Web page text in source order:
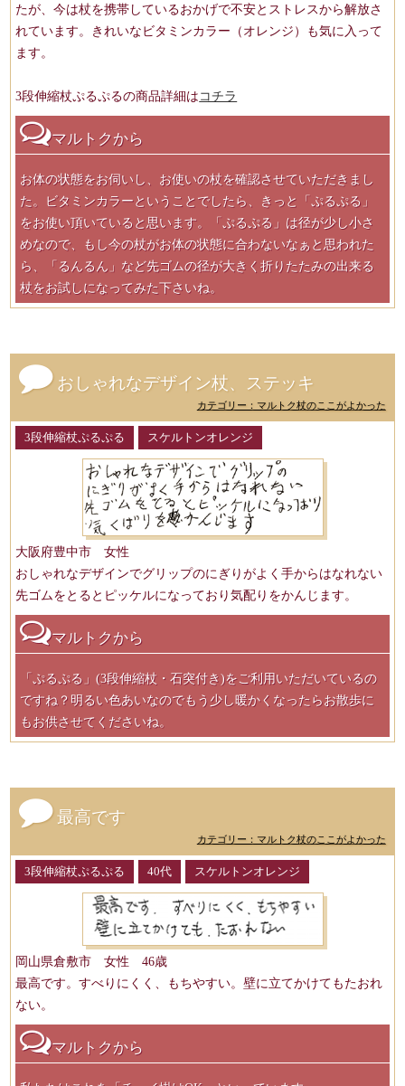
たが、今は杖を携帯しているおかげで不安とストレスから解放さ
れています。きれいなビタミンカラー（オレンジ）も気に入って
ます。
3段伸縮杖ぷるぷるの商品詳細はコチラ
マルトクから
お体の状態をお伺いし、お使いの杖を確認させていただきまし
た。ビタミンカラーということでしたら、きっと「ぷるぷる」
をお使い頂いていると思います。「ぷるぷる」は径が少し小さ
めなので、もし今の杖がお体の状態に合わないなぁと思われた
ら、「るんるん」など先ゴムの径が大きく折りたたみの出来る
杖をお試しになってみた下さいね。
おしゃれなデザイン杖、ステッキ
カテゴリー：マルトク杖のここがよかった
3段伸縮杖ぷるぷる スケルトンオレンジ
大阪府豊中市 女性
おしゃれなデザインでグリップのにぎりがよく手からはなれない
先ゴムをとるとピッケルになっており気配りをかんじます。
マルトクから
「ぷるぷる」(3段伸縮杖・石突付き)をご利用いただいているの
ですね？明るい色あいなのでもう少し暖かくなったらお散歩に
もお供させてくださいね。
最高です
カテゴリー：マルトク杖のここがよかった
3段伸縮杖ぷるぷる 40代 スケルトンオレンジ
岡山県倉敷市 女性 46歳
最高です。すべりにくく、もちやすい。壁に立てかけてもたおれ
ない。
マルトクから